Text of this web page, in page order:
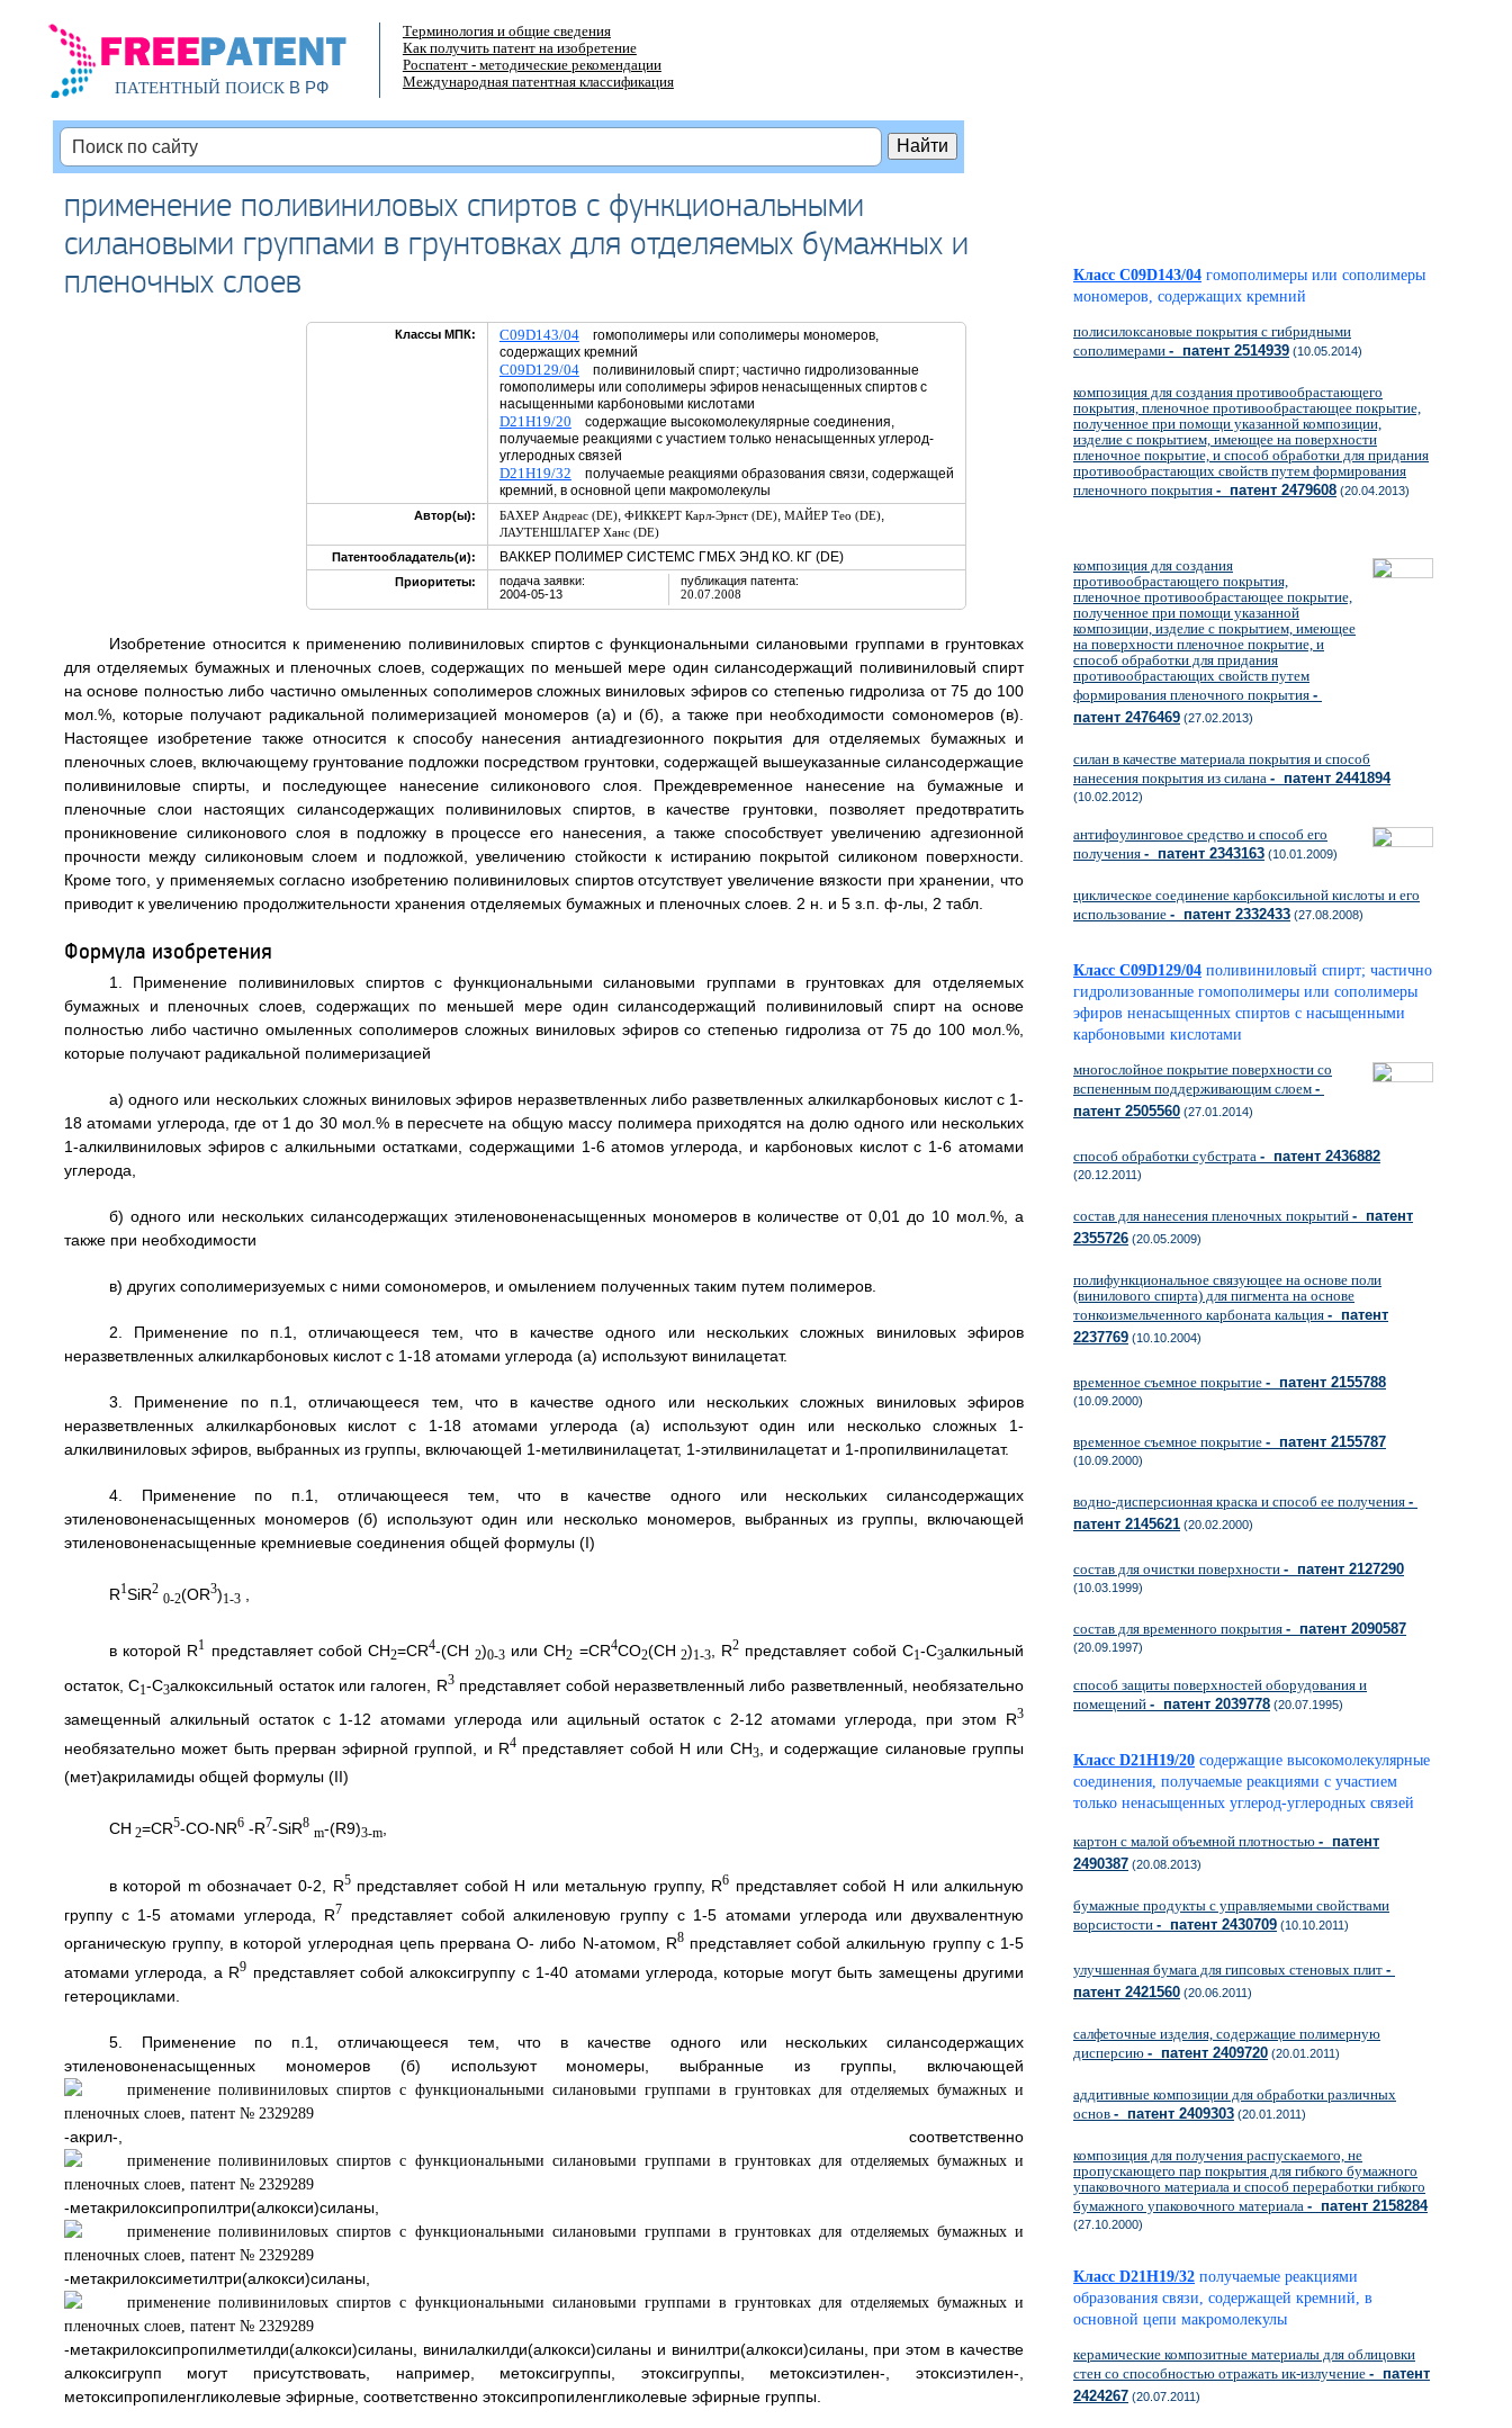
ПАТЕНТНЫЙ ПОИСКВ РФ
Терминология и общие сведения
Как получить патент на изобретение
Роспатент - методические рекомендации
Международная патентная классификация
применение поливиниловых спиртов с функциональными
силановыми группами в грунтовках для отделяемых бумажных и
пленочных слоев
Классы МПК: C09D143/04гомополимеры или сополимеры мономеров,
содержащих кремний
C09D129/04поливиниловый спирт; частично гидролизованные
гомополимеры или сополимеры эфиров ненасыщенных спиртов с
насыщенными карбоновыми кислотами
D21H19/20 содержащие высокомолекулярные соединения,
получаемые реакциями с участием только ненасыщенных углерод-
углеродных связей
D21H19/32 получаемые реакциями образования связи, содержащей
кремний, в основной цепи макромолекулы
Автор(ы): БАХЕР Андреас (DE), ФИККЕРТ Карл-Эрнст (DE), МАЙЕР Тео (DE),
ЛАУТЕНШЛАГЕР Ханс (DE)
Патентообладатель(и):
ВАККЕР ПОЛИМЕР СИСТЕМС ГМБХ ЭНД КО. КГ (DE)
Приоритеты:
подача заявки:
2004-05-13
публикация патента:
20.07.2008
Изобретение относится к применению поливиниловых спиртов с функциональными силановыми группами в грунтовках
для отделяемых бумажных и пленочных слоев, содержащих по меньшей мере один силансодержащий поливиниловый спирт
на основе полностью либо частично омыленных сополимеров сложных виниловых эфиров со степенью гидролиза от 75 до 100
мол.%, которые получают радикальной полимеризацией мономеров (а) и (б), а также при необходимости сомономеров (в).
Настоящее изобретение также относится к способу нанесения антиадгезионного покрытия для отделяемых бумажных и
пленочных слоев, включающему грунтование подложки посредством грунтовки, содержащей вышеуказанные силансодержащие
поливиниловые спирты, и последующее нанесение силиконового слоя. Преждевременное нанесение на бумажные и
пленочные слои настоящих силансодержащих поливиниловых спиртов, в качестве грунтовки, позволяет предотвратить
проникновение силиконового слоя в подложку в процессе его нанесения, а также способствует увеличению адгезионной
прочности между силиконовым слоем и подложкой, увеличению стойкости к истиранию покрытой силиконом поверхности.
Кроме того, у применяемых согласно изобретению поливиниловых спиртов отсутствует увеличение вязкости при хранении, что
приводит к увеличению продолжительности хранения отделяемых бумажных и пленочных слоев. 2 н. и 5 з.п. ф-лы, 2 табл.
Формула изобретения
1. Применение поливиниловых спиртов с функциональными силановыми группами в грунтовках для отделяемых
бумажных и пленочных слоев, содержащих по меньшей мере один силансодержащий поливиниловый спирт на основе
полностью либо частично омыленных сополимеров сложных виниловых эфиров со степенью гидролиза от 75 до 100 мол.%,
которые получают радикальной полимеризацией
а) одного или нескольких сложных виниловых эфиров неразветвленных либо разветвленных алкилкарбоновых кислот с 1-
18 атомами углерода, где от 1 до 30 мол.% в пересчете на общую массу полимера приходятся на долю одного или нескольких
1-алкилвиниловых эфиров с алкильными остатками, содержащими 1-6 атомов углерода, и карбоновых кислот с 1-6 атомами
углерода,
б) одного или нескольких силансодержащих этиленовоненасыщенных мономеров в количестве от 0,01 до 10 мол.%, а
также при необходимости
в) других сополимеризуемых с ними сомономеров, и омылением полученных таким путем полимеров.
2. Применение по п.1, отличающееся тем, что в качестве одного или нескольких сложных виниловых эфиров
неразветвленных алкилкарбоновых кислот с 1-18 атомами углерода (а) используют винилацетат.
3. Применение по п.1, отличающееся тем, что в качестве одного или нескольких сложных виниловых эфиров
неразветвленных алкилкарбоновых кислот с 1-18 атомами углерода (а) используют один или несколько сложных 1-
алкилвиниловых эфиров, выбранных из группы, включающей 1-метилвинилацетат, 1-этилвинилацетат и 1-пропилвинилацетат.
4. Применение по п.1, отличающееся тем, что в качестве одного или нескольких силансодержащих
этиленовоненасыщенных мономеров (б) используют один или несколько мономеров, выбранных из группы, включающей
этиленовоненасыщенные кремниевые соединения общей формулы (I)
R1SiR2
0-2(OR3)1-3,
в которой R1 представляет собой СН2=CR4-(СН 2)0-3или СН2 =CR4СО2(СН 2)1-3, R2 представляет собой C1-С3алкильный
остаток, C1-С3алкоксильный остаток или галоген, R3представляет собой неразветвленный либо разветвленный, необязательно
замещенный алкильный остаток с 1-12 атомами углерода или ацильный остаток с 2-12 атомами углерода, при этом R3
необязательно может быть прерван эфирной группой, и R4 представляет собой Н или СН3, и содержащие силановые группы
(мет)акриламиды общей формулы (II)
CH 2=CR5-CO-NR6-R7-SiR8
m-(R9)3-m,
в которой m обозначает 0-2, R5представляет собой Н или метальную группу, R6 представляет собой Н или алкильную
группу с 1-5 атомами углерода, R7
представляет собой алкиленовую группу с 1-5 атомами углерода или двухвалентную
органическую группу, в которой углеродная цепь прервана О- либо N-атомом, R8представляет собой алкильную группу с 1-5
атомами углерода, а R9 представляет собой алкоксигруппу с 1-40 атомами углерода, которые могут быть замещены другими
гетероциклами.
5. Применение по п.1, отличающееся тем, что в качестве одного или нескольких силансодержащих
этиленовоненасыщенных мономеров (б) используют мономеры, выбранные из группы, включающей
-акрил-, соответственно
-метакрилоксипропилтри(алкокси)силаны,
-метакрилоксиметилтри(алкокси)силаны,
-метакрилоксипропилметилди(алкокси)силаны, винилалкилди(алкокси)силаны и винилтри(алкокси)силаны, при этом в качестве
алкоксигрупп могут присутствовать, например, метоксигруппы, этоксигруппы, метоксиэтилен-, этоксиэтилен-,
метоксипропиленгликолевые эфирные, соответственно этоксипропиленгликолевые эфирные группы.
Класс C09D143/04 гомополимеры или сополимеры
мономеров, содержащих кремний
полисилоксановые покрытия с гибридными
сополимерами - патент 2514939 (10.05.2014)
композиция для создания противообрастающего
покрытия, пленочное противообрастающее покрытие,
полученное при помощи указанной композиции,
изделие с покрытием, имеющее на поверхности
пленочное покрытие, и способ обработки для придания
противообрастающих свойств путем формирования
пленочного покрытия - патент 2479608 (20.04.2013)
композиция для создания
противообрастающего покрытия,
пленочное противообрастающее покрытие,
полученное при помощи указанной
композиции, изделие с покрытием, имеющее
на поверхности пленочное покрытие, и
способ обработки для придания
противообрастающих свойств путем
формирования пленочного покрытия -
патент 2476469 (27.02.2013)
силан в качестве материала покрытия и способ
нанесения покрытия из силана - патент 2441894
(10.02.2012)
антифоулинговое средство и способ его
получения - патент 2343163 (10.01.2009)
циклическое соединение карбоксильной кислоты и его
использование - патент 2332433 (27.08.2008)
Класс C09D129/04 поливиниловый спирт; частично
гидролизованные гомополимеры или сополимеры
эфиров ненасыщенных спиртов с насыщенными
карбоновыми кислотами
многослойное покрытие поверхности со
вспененным поддерживающим слоем -
патент 2505560 (27.01.2014)
способ обработки субстрата - патент 2436882
(20.12.2011)
состав для нанесения пленочных покрытий - патент
2355726 (20.05.2009)
полифункциональное связующее на основе поли
(винилового спирта) для пигмента на основе
тонкоизмельченного карбоната кальция - патент
2237769 (10.10.2004)
временное съемное покрытие - патент 2155788
(10.09.2000)
временное съемное покрытие - патент 2155787
(10.09.2000)
водно-дисперсионная краска и способ ее получения -
патент 2145621 (20.02.2000)
состав для очистки поверхности - патент 2127290
(10.03.1999)
состав для временного покрытия - патент 2090587
(20.09.1997)
способ защиты поверхностей оборудования и
помещений - патент 2039778 (20.07.1995)
Класс D21H19/20 содержащие высокомолекулярные
соединения, получаемые реакциями с участием
только ненасыщенных углерод-углеродных связей
картон с малой объемной плотностью - патент
2490387 (20.08.2013)
бумажные продукты с управляемыми свойствами
ворсистости - патент 2430709 (10.10.2011)
улучшенная бумага для гипсовых стеновых плит -
патент 2421560 (20.06.2011)
салфеточные изделия, содержащие полимерную
дисперсию - патент 2409720 (20.01.2011)
аддитивные композиции для обработки различных
основ - патент 2409303 (20.01.2011)
композиция для получения распускаемого, не
пропускающего пар покрытия для гибкого бумажного
упаковочного материала и способ переработки гибкого
бумажного упаковочного материала - патент 2158284
(27.10.2000)
Класс D21H19/32 получаемые реакциями
образования связи, содержащей кремний, в
основной цепи макромолекулы
керамические композитные материалы для облицовки
стен со способностью отражать ик-излучение - патент
2424267 (20.07.2011)